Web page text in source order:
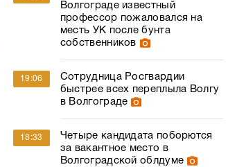
Волгограде известный
профессор пожаловался на
месть УК после бунта
собственников
19:06
Сотрудница Росгвардии
быстрее всех переплыла Волгу
в Волгограде
18:33
Четыре кандидата поборются
за вакантное место в
Волгоградской облдуме